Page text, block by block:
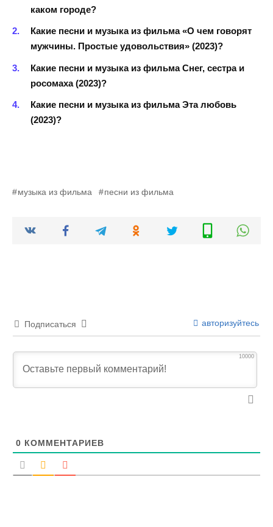
каком городе?
Какие песни и музыка из фильма «О чем говорят
мужчины. Простые удовольствия» (2023)?
Какие песни и музыка из фильма Снег, сестра и
росомаха (2023)?
Какие песни и музыка из фильма Эта любовь
(2023)?
музыка из фильма песни из фильма
Подписаться авторизуйтесь
10000
0 КОММЕНТАРИЕВ